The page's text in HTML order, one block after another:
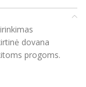
dovana
progoms.